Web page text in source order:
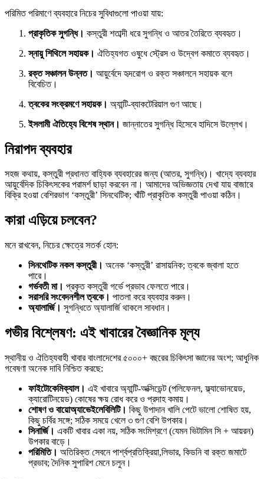
পরিমিত পরিমাণে ব্যবহারে নিচের সুবিধাগুলো পাওয়া যায়:
প্রাকৃতিক সুগন্ধি। কস্তুরী শতাব্দী ধরে সুগন্ধি ও আতর তৈরিতে ব্যবহৃত।
স্নায়ু শিথিলে সহায়ক। ঐতিহ্যগত ওষুধে স্ট্রেস ও উদ্বেগ কমাতে ব্যবহৃত।
রক্ত সঞ্চালন উন্নত। আয়ুর্বেদে হৃদরোগ ও রক্ত সঞ্চালনে সহায়ক বলে
বিবেচিত।
ত্বকের সংক্রমণে সহায়ক। অ্যান্টি-ব্যাকটেরিয়াল গুণ আছে।
ইসলামী ঐতিহ্যে বিশেষ স্থান। জান্নাতের সুগন্ধি হিসেবে হাদিসে উল্লেখ।
নিরাপদ ব্যবহার
সহজ কথায়, কস্তুরী প্রধানত বাহ্যিক ব্যবহারের জন্য (আতর, সুগন্ধি)। খাদ্যে ব্যবহার
আয়ুর্বেদিক চিকিৎসকের পরামর্শ ছাড়া করবেন না। আমাদের অভিজ্ঞতায় দেখা যায় বাজারে
বিক্রি হওয়া বেশিরভাগ ‘কস্তুরী’ সিনথেটিক; খাঁটি প্রাকৃতিক কস্তুরী পাওয়া কঠিন।
কারা এড়িয়ে চলবেন?
মনে রাখবেন, নিচের ক্ষেত্রে সতর্ক হোন:
সিনথেটিক নকল কস্তুরী। অনেক ‘কস্তুরী’ রাসায়নিক; ত্বকে জ্বালা হতে
পারে।
গর্ভবতী মা। প্রকৃত কস্তুরী গর্ভে প্রভাব ফেলতে পারে।
সরাসরি সংবেদনশীল ত্বকে। পাতলা করে ব্যবহার করুন।
অ্যালার্জি। সুগন্ধিতে অ্যালার্জি থাকলে সাবধান।
গভীর বিশ্লেষণ: এই খাবারের বৈজ্ঞানিক মূল্য
স্থানীয় ও ঐতিহ্যবাহী খাবার বাংলাদেশের ৫০০০+ বছরের চিকিৎসা জ্ঞানের অংশ; আধুনিক
গবেষণা অনেক দাবি নিশ্চিত করছে:
ফাইটোকেমিক্যাল। এই খাবারে অ্যান্টি-অক্সিডেন্ট (পলিফেনল, ফ্ল্যাভোনয়েড,
ক্যারোটিনয়েড) কোষের ক্ষয় রোধ করে ও প্রদাহ কমায়।
শোষণ ও বায়োঅ্যাভেইলেবিলিটি। কিছু উপাদান খালি পেটে ভালো শোষিত হয়,
কিছু চর্বির সঙ্গে; সঠিক সময়ে খেলে ৩ গুণ বেশি উপকার।
সিনার্জি। একটি খাবার একা নয়, সঠিক সংমিশ্রণে (যেমন ভিটামিন সি + আয়রন)
উপকার বাড়ে।
পরিমিতি। অতিরিক্ত সেবনে পার্শ্বপ্রতিক্রিয়া,লিভার, কিডনি বা রক্ত জমাটে
প্রভাব; দৈনিক সুপারিশ মেনে চলুন।